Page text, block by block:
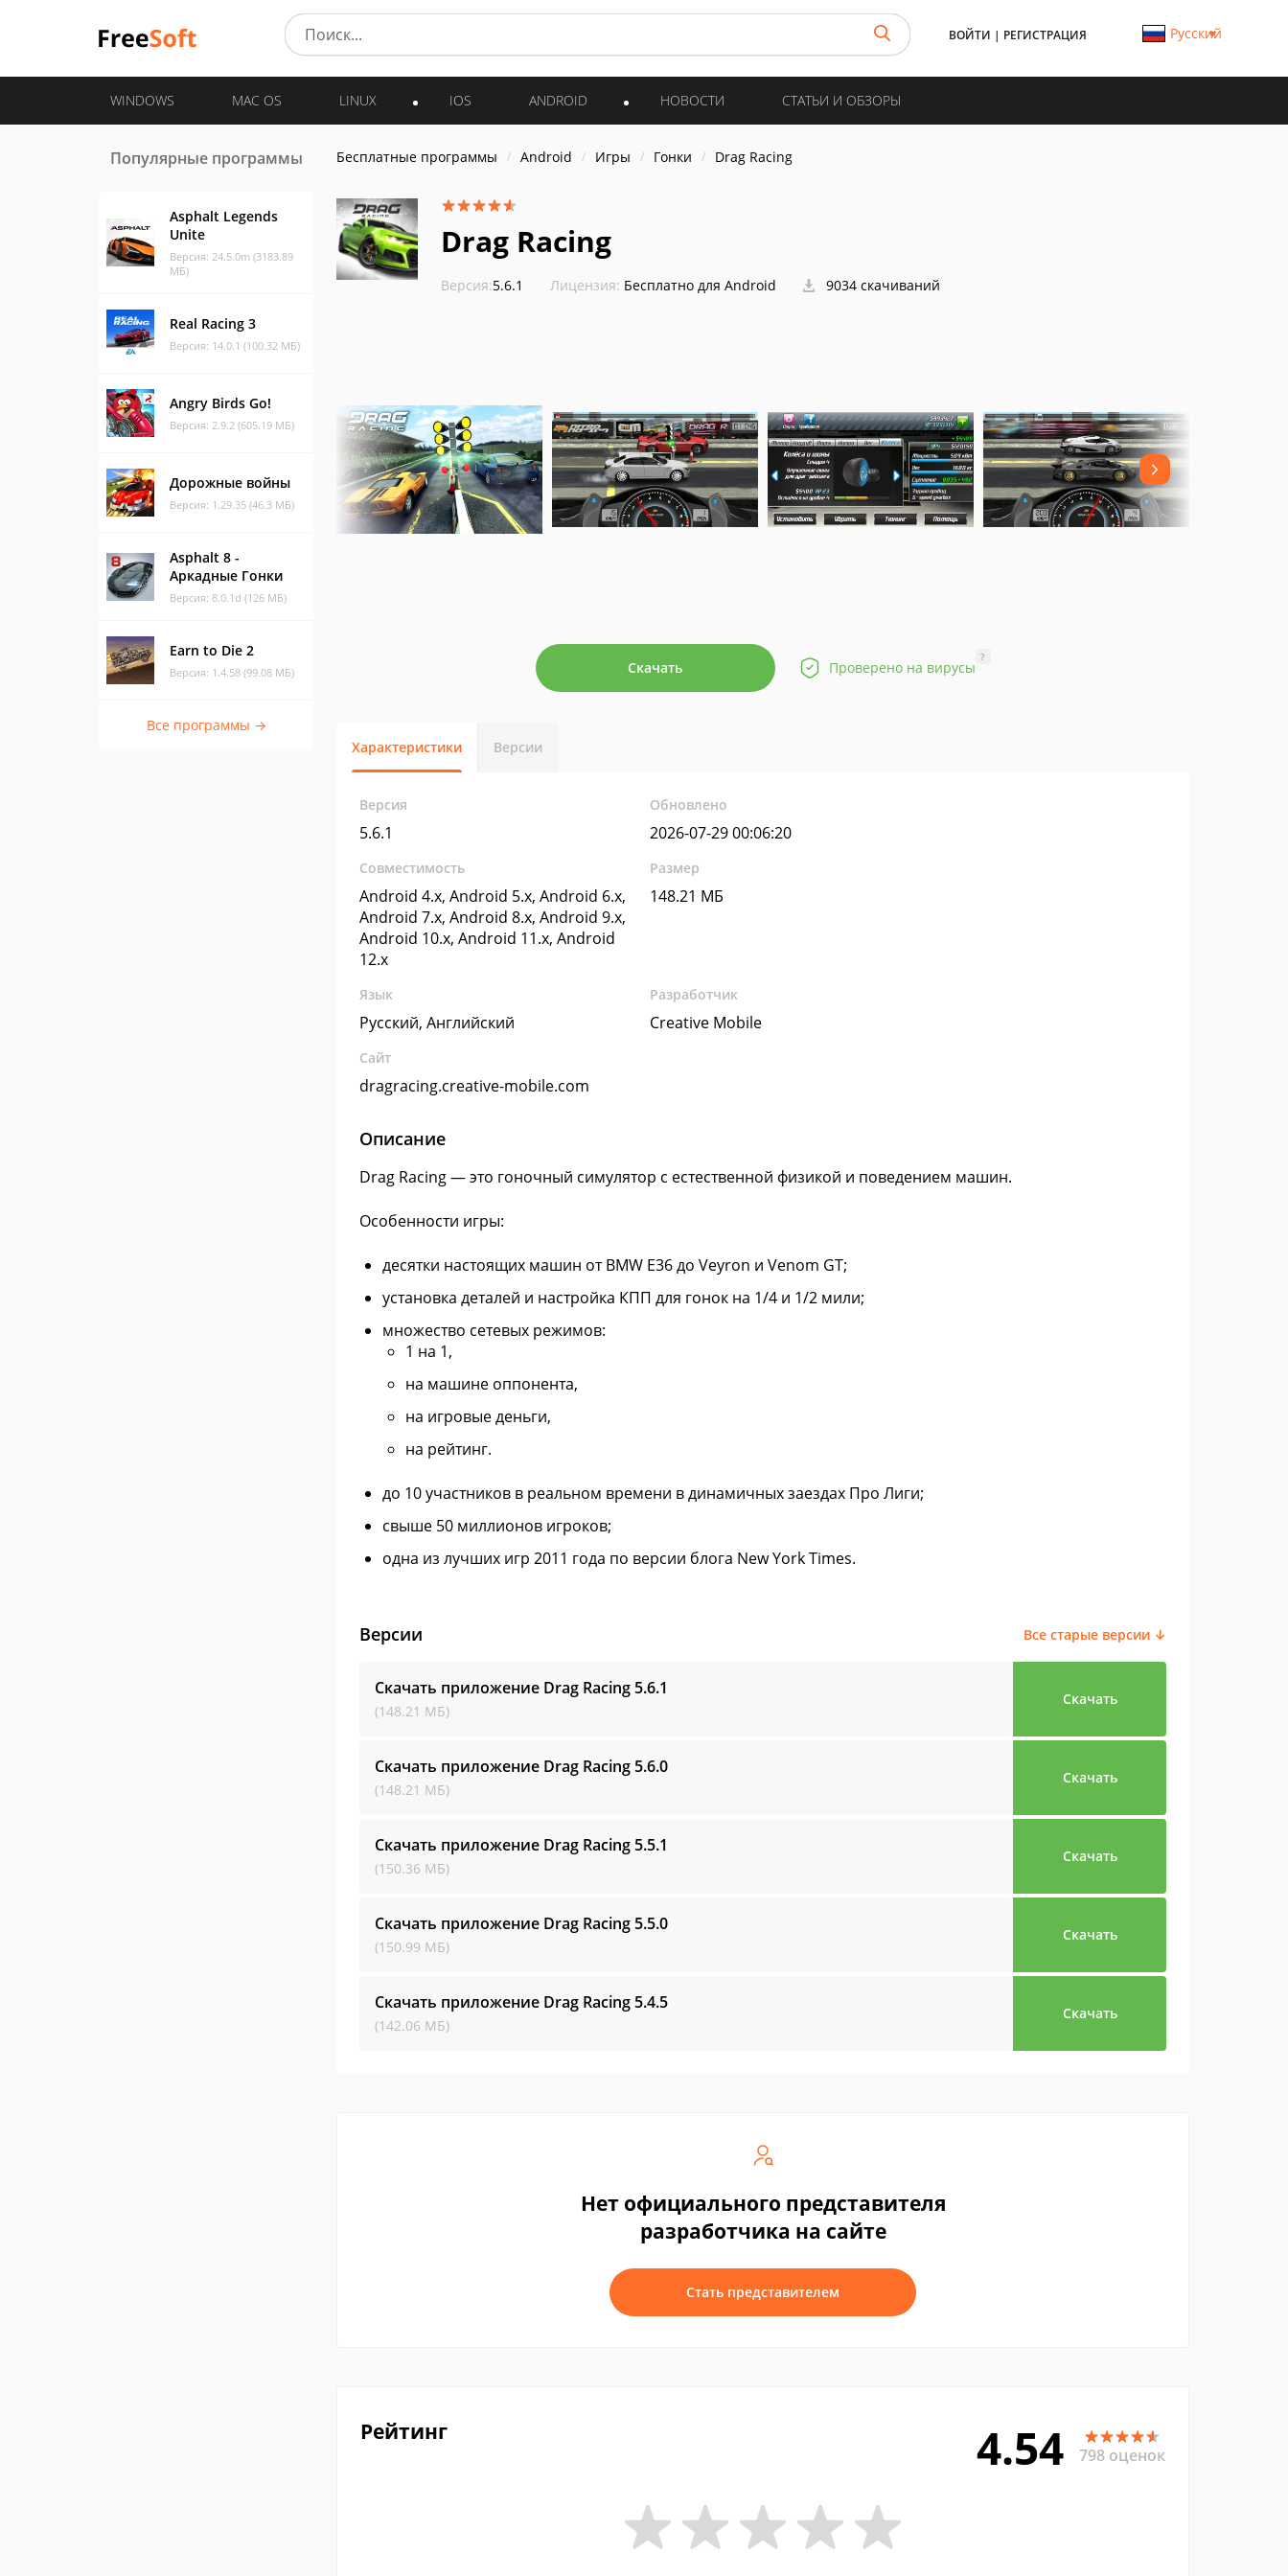
ВОЙТИ | РЕГИСТРАЦИЯ Русский
WINDOWS MAC OS LINUX IOS ANDROID НОВОСТИ СТАТЬИ И ОБЗОРЫ
Популярные программы
Asphalt Legends
Unite
Версия: 24.5.0m (3183.89
МБ)
Real Racing 3
Версия: 14.0.1 (100.32 МБ)
Angry Birds Go!
Версия: 2.9.2 (605.19 МБ)
Дорожные войны
Версия: 1.29.35 (46.3 МБ)
Asphalt 8 -
Аркадные Гонки
Версия: 8.0.1d (126 МБ)
Earn to Die 2
Версия: 1.4.58 (99.08 МБ)
Все программы →
Бесплатные программы Android Игры Гонки Drag Racing
Drag Racing
Версия:5.6.1 Лицензия: Бесплатно для Android 9034 скачиваний
Скачать Проверено на вирусы
?
Характеристики Версии
Версия
5.6.1
Обновлено
2026-07-29 00:06:20
Совместимость
Android 4.x, Android 5.x, Android 6.x,
Android 7.x, Android 8.x, Android 9.x,
Android 10.x, Android 11.x, Android
12.x
Размер
148.21 МБ
Язык
Русский, Английский
Разработчик
Creative Mobile
Сайт
dragracing.creative-mobile.com
Описание
Drag Racing — это гоночный симулятор с естественной физикой и поведением машин.
Особенности игры:
десятки настоящих машин от BMW E36 до Veyron и Venom GT;
установка деталей и настройка КПП для гонок на 1/4 и 1/2 мили;
множество сетевых режимов:
1 на 1,
на машине оппонента,
на игровые деньги,
на рейтинг.
до 10 участников в реальном времени в динамичных заездах Про Лиги;
свыше 50 миллионов игроков;
одна из лучших игр 2011 года по версии блога New York Times.
Версии Все старые версии ↓
Скачать приложение Drag Racing 5.6.1
(148.21 МБ)
Скачать
Скачать приложение Drag Racing 5.6.0
(148.21 МБ)
Скачать
Скачать приложение Drag Racing 5.5.1
(150.36 МБ)
Скачать
Скачать приложение Drag Racing 5.5.0
(150.99 МБ)
Скачать
Скачать приложение Drag Racing 5.4.5
(142.06 МБ)
Скачать
Нет официального представителя
разработчика на сайте
Стать представителем
Рейтинг 4.54 798 оценок